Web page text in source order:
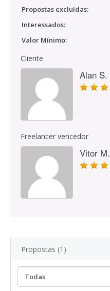
Propostas excluídas:
Interessados:
Valor Mínimo:
Cliente
Alan S.
Freelancer vencedor
Vitor M.
Propostas (1)